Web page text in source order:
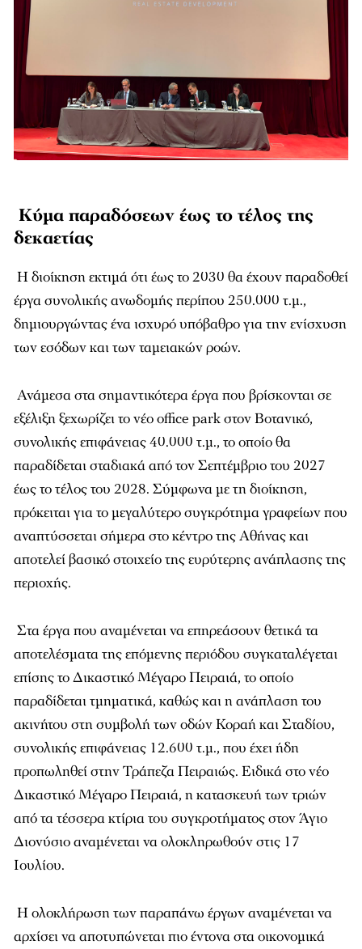
Κύμα παραδόσεων έως το τέλος της
δεκαετίας
Η διοίκηση εκτιμά ότι έως το 2030 θα έχουν παραδοθεί
έργα συνολικής ανωδομής περίπου 250.000 τ.μ.,
δημιουργώντας ένα ισχυρό υπόβαθρο για την ενίσχυση
των εσόδων και των ταμειακών ροών.
Ανάμεσα στα σημαντικότερα έργα που βρίσκονται σε
εξέλιξη ξεχωρίζει το νέο office park στον Βοτανικό,
συνολικής επιφάνειας 40.000 τ.μ., το οποίο θα
παραδίδεται σταδιακά από τον Σεπτέμβριο του 2027
έως το τέλος του 2028. Σύμφωνα με τη διοίκηση,
πρόκειται για το μεγαλύτερο συγκρότημα γραφείων που
αναπτύσσεται σήμερα στο κέντρο της Αθήνας και
αποτελεί βασικό στοιχείο της ευρύτερης ανάπλασης της
περιοχής.
Στα έργα που αναμένεται να επηρεάσουν θετικά τα
αποτελέσματα της επόμενης περιόδου συγκαταλέγεται
επίσης το Δικαστικό Μέγαρο Πειραιά, το οποίο
παραδίδεται τμηματικά, καθώς και η ανάπλαση του
ακινήτου στη συμβολή των οδών Κοραή και Σταδίου,
συνολικής επιφάνειας 12.600 τ.μ., που έχει ήδη
προπωληθεί στην Τράπεζα Πειραιώς. Ειδικά στο νέο
Δικαστικό Μέγαρο Πειραιά, η κατασκευή των τριών
από τα τέσσερα κτίρια του συγκροτήματος στον Άγιο
Διονύσιο αναμένεται να ολοκληρωθούν στις 17
Ιουλίου.
Η ολοκλήρωση των παραπάνω έργων αναμένεται να
αρχίσει να αποτυπώνεται πιο έντονα στα οικονομικά